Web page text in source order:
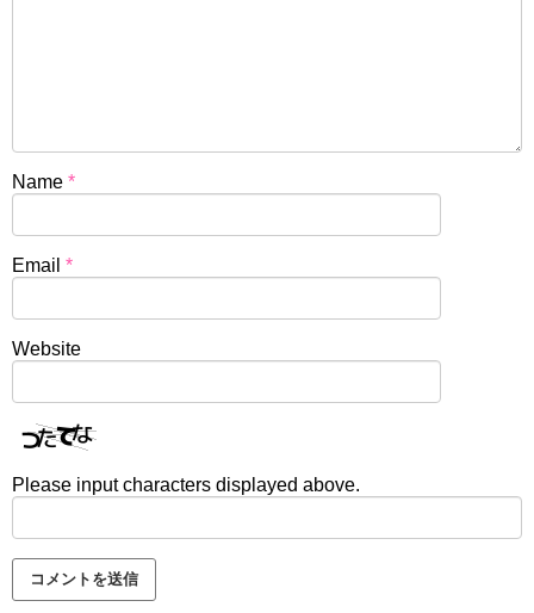
Name *
Email *
Website
Please input characters displayed above.